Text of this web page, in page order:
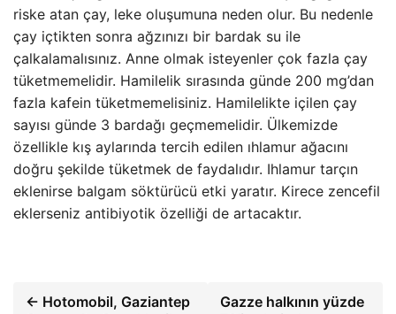
riske atan çay, leke oluşumuna neden olur. Bu nedenle
çay içtikten sonra ağzınızı bir bardak su ile
çalkalamalısınız. Anne olmak isteyenler çok fazla çay
tüketmemelidir. Hamilelik sırasında günde 200 mg’dan
fazla kafein tüketmemelisiniz. Hamilelikte içilen çay
sayısı günde 3 bardağı geçmemelidir. Ülkemizde
özellikle kış aylarında tercih edilen ıhlamur ağacını
doğru şekilde tüketmek de faydalıdır. Ihlamur tarçın
eklenirse balgam söktürücü etki yaratır. Kirece zencefil
eklerseniz antibiyotik özelliği de artacaktır.
← Hotomobil, Gaziantep
Gazze halkının yüzde